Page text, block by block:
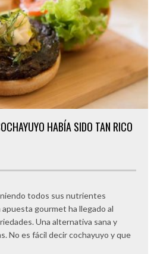
HABÍA SIDO TAN RICO
todos sus nutrientes
gourmet ha llegado al
Una alternativa sana y
No es fácil decir cochayuyo y que